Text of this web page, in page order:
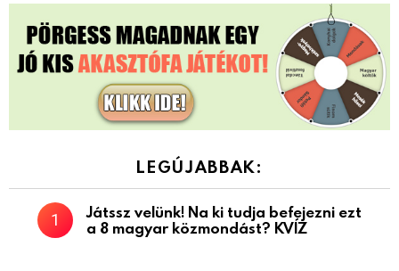
LEGÚJABBAK:
Játssz velünk! Na ki tudja befejezni ezt
a 8 magyar közmondást? KVÍZ